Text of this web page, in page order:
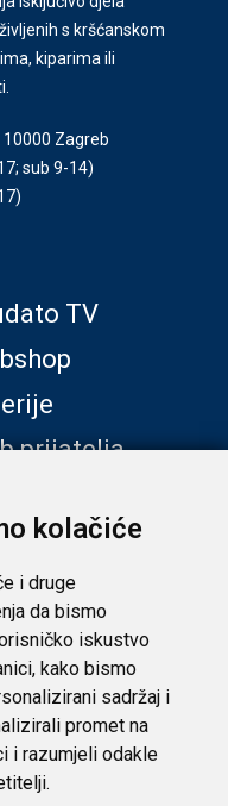
kolačiće
i druge
da bismo
iskustvo
kako bismo
sadržaj i
promet na
i razumjeli odakle
s kršćanskom
kiparima ili
10000 Zagreb
sub 9-14)
TV
prijatelja
konverzije: 1 EUR =
privatnost